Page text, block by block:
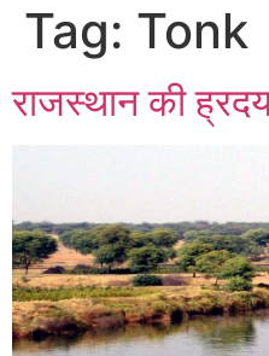
Tag: Tonk
राजस्थान की